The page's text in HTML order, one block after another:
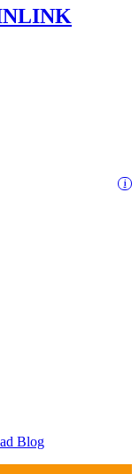
i
Blog